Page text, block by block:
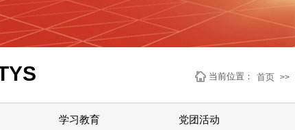
当前位置： 首页 >>
学习教育 党团活动